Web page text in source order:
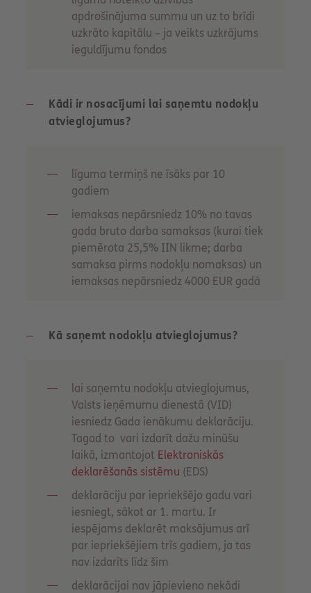
apdrošinājuma summu un uz to brīdi
uzkrāto kapitālu – ja veikts uzkrājums
ieguldījumu fondos
Kādi ir nosacījumi lai saņemtu nodokļu
atvieglojumus?
līguma termiņš ne īsāks par 10
gadiem
iemaksas nepārsniedz 10% no tavas
gada bruto darba samaksas (kurai tiek
piemērota 25,5% IIN likme; darba
samaksa pirms nodokļu nomaksas) un
iemaksas nepārsniedz 4000 EUR gadā
Kā saņemt nodokļu atvieglojumus?
lai saņemtu nodokļu atvieglojumus,
Valsts ieņēmumu dienestā (VID)
iesniedz Gada ienākumu deklarāciju.
Tagad to vari izdarīt dažu minūšu
laikā, izmantojot Elektroniskās
deklarēšanās sistēmu (EDS)
deklarāciju par iepriekšējo gadu vari
iesniegt, sākot ar 1. martu. Ir
iespējams deklarēt maksājumus arī
par iepriekšējiem trīs gadiem, ja tas
nav izdarīts līdz šim
deklarācijai nav jāpievieno nekādi